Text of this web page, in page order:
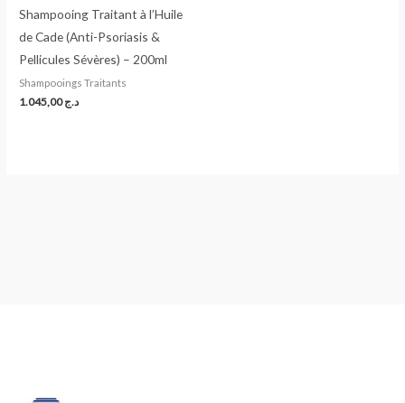
Shampooing Traitant à l’Huile
de Cade (Anti-Psoriasis &
Pellicules Sévères) – 200ml
Shampooings Traitants
د.ج1.045,00